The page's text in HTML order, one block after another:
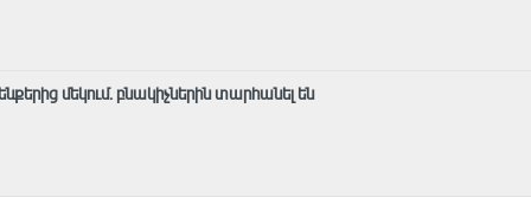
մեկում․ բնակիչներին տարհանել են